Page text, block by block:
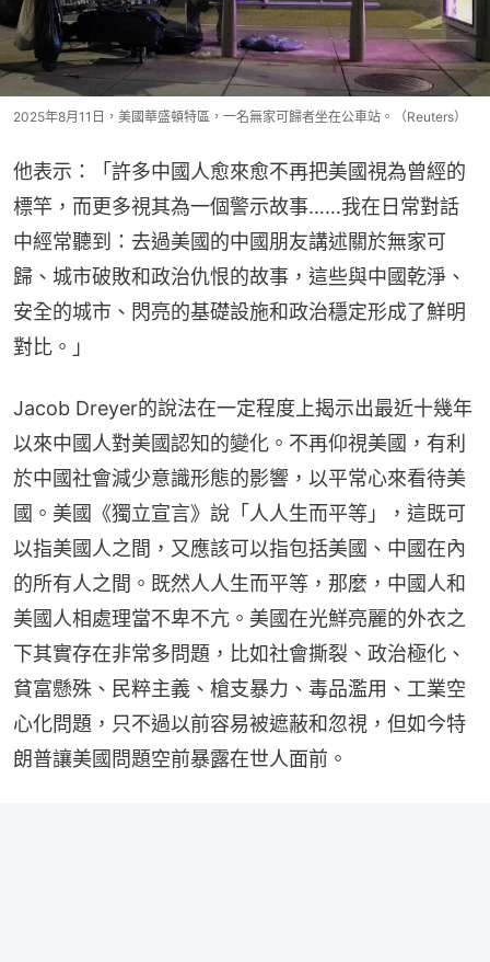
2025年8月11日，美國華盛頓特區，一名無家可歸者坐在公車站。（Reuters）
他表示：「許多中國人愈來愈不再把美國視為曾經的
標竿，而更多視其為一個警示故事……我在日常對話
中經常聽到：去過美國的中國朋友講述關於無家可
歸、城市破敗和政治仇恨的故事，這些與中國乾淨、
安全的城市、閃亮的基礎設施和政治穩定形成了鮮明
對比。」
Jacob Dreyer的說法在一定程度上揭示出最近十幾年
以來中國人對美國認知的變化。不再仰視美國，有利
於中國社會減少意識形態的影響，以平常心來看待美
國。美國《獨立宣言》說「人人生而平等」，這既可
以指美國人之間，又應該可以指包括美國、中國在內
的所有人之間。既然人人生而平等，那麼，中國人和
美國人相處理當不卑不亢。美國在光鮮亮麗的外衣之
下其實存在非常多問題，比如社會撕裂、政治極化、
貧富懸殊、民粹主義、槍支暴力、毒品濫用、工業空
心化問題，只不過以前容易被遮蔽和忽視，但如今特
朗普讓美國問題空前暴露在世人面前。